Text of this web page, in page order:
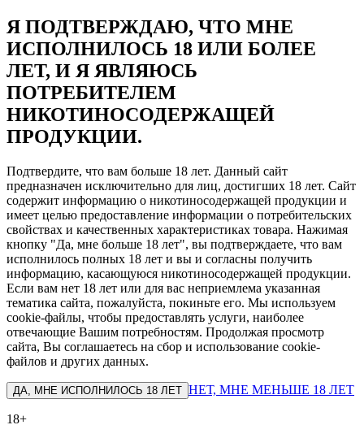
Я ПОДТВЕРЖДАЮ, ЧТО МНЕ
ИСПОЛНИЛОСЬ 18 ИЛИ БОЛЕЕ
ЛЕТ, И Я ЯВЛЯЮСЬ
ПОТРЕБИТЕЛЕМ
НИКОТИНОСОДЕРЖАЩЕЙ
ПРОДУКЦИИ.
Подтвердите, что вам больше 18 лет. Данный сайт
предназначен исключительно для лиц, достигших 18 лет. Сайт
содержит информацию о никотиносодержащей продукции и
имеет целью предоставление информации о потребительских
свойствах и качественных характеристиках товара. Нажимая
кнопку "Да, мне больше 18 лет", вы подтверждаете, что вам
исполнилось полных 18 лет и вы и согласны получить
информацию, касающуюся никотиносодержащей продукции.
Если вам нет 18 лет или для вас неприемлема указанная
тематика сайта, пожалуйста, покиньте его. Мы используем
cookie-файлы, чтобы предоставлять услуги, наиболее
отвечающие Вашим потребностям. Продолжая просмотр
сайта, Вы соглашаетесь на сбор и использование cookie-
файлов и других данных.
ДА, МНЕ ИСПОЛНИЛОСЬ 18 ЛЕТ НЕТ, МНЕ МЕНЬШЕ 18 ЛЕТ
18+